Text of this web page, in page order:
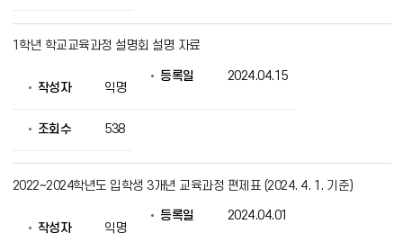
1학년 학교교육과정 설명회 설명 자료
작성자 익명
등록일 2024.04.15
조회수 538
2022~2024학년도 입학생 3개년 교육과정 편제표 (2024. 4. 1. 기준)
작성자 익명
등록일 2024.04.01